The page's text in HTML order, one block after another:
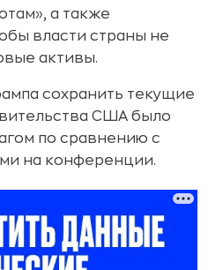
а также
власти страны не
активы.
сохранить текущие
США было
по сравнению с
на конференции.